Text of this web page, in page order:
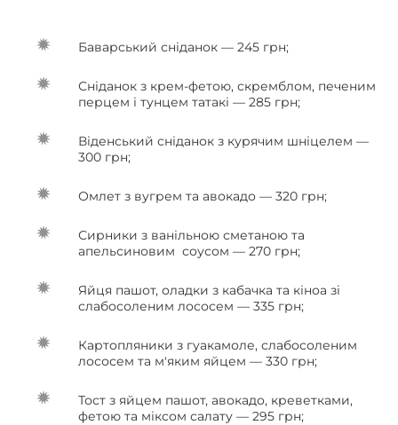
Баварський сніданок — 245 грн;
Сніданок з крем-фетою, скремблом, печеним
перцем і тунцем татакі — 285 грн;
Віденський сніданок з курячим шніцелем —
300 грн;
Омлет з вугрем та авокадо — 320 грн;
Сирники з ванільною сметаною та
апельсиновим соусом — 270 грн;
Яйця пашот, оладки з кабачка та кіноа зі
слабосоленим лососем — 335 грн;
Картопляники з гуакамоле, слабосоленим
лососем та м'яким яйцем — 330 грн;
Тост з яйцем пашот, авокадо, креветками,
фетою та міксом салату — 295 грн;